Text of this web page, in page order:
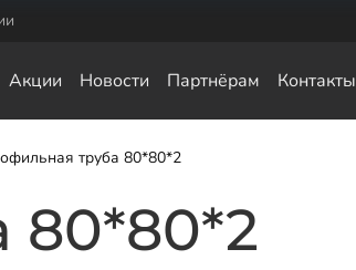
Акции Новости Партнёрам Контакты
Оголовки для винтовых свай
труба 80*80*2
80*80*2